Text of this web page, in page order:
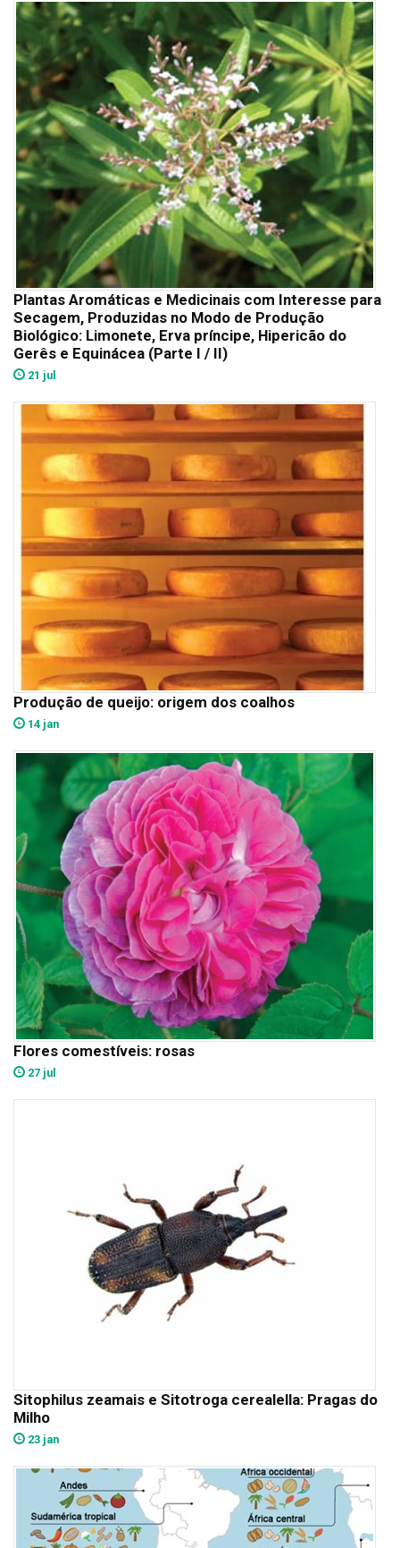
Plantas Aromáticas e Medicinais com Interesse para
Secagem, Produzidas no Modo de Produção
Biológico: Limonete, Erva príncipe, Hipericão do
Gerês e Equinácea (Parte I / II)
21 jul
Produção de queijo: origem dos coalhos
14 jan
Flores comestíveis: rosas
27 jul
Sitophilus zeamais e Sitotroga cerealella: Pragas do
Milho
23 jan